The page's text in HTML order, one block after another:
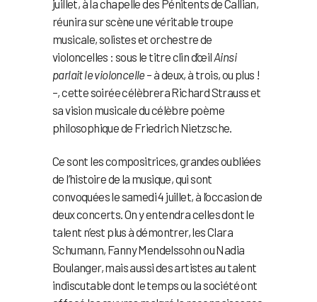
juillet, à la chapelle des Pénitents de Callian,
réunira sur scène une véritable troupe
musicale, solistes et orchestre de
violoncelles : sous le titre clin d’œil Ainsi
parlait le violoncelle – à deux, à trois, ou plus !
–, cette soirée célèbrera Richard Strauss et
sa vision musicale du célèbre poème
philosophique de Friedrich Nietzsche.
Ce sont les compositrices, grandes oubliées
de l’histoire de la musique, qui sont
convoquées le samedi 4 juillet, à l’occasion de
deux concerts. On y entendra celles dont le
talent n’est plus à démontrer, les Clara
Schumann, Fanny Mendelssohn ou Nadia
Boulanger, mais aussi des artistes au talent
indiscutable dont le temps ou la société ont